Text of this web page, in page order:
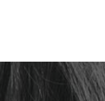
Navigation
de